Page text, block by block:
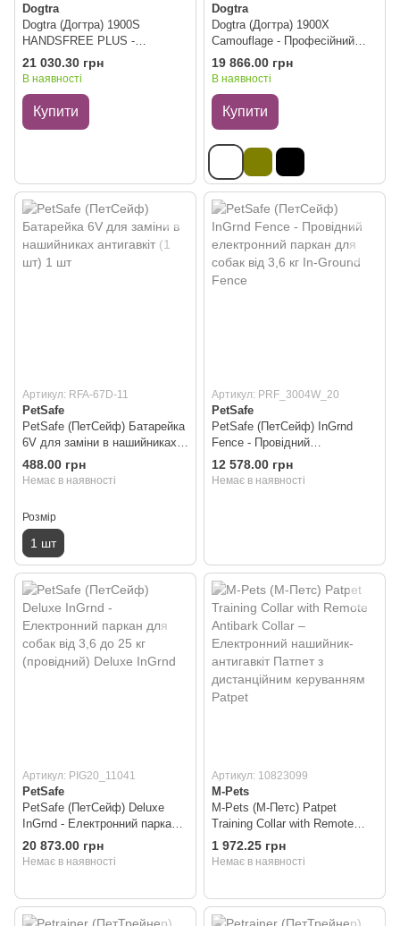
Dogtra
Dogtra (Догтра) 1900S
HANDSFREE PLUS -
Електронашийник для собак,
дальність 1200 м
21 030.30 грн
В наявності
Купити
Dogtra
Dogtra (Догтра) 1900X
Camouflage - Професійний
електронашийник, дальність
1200 м, камуфляж
19 866.00 грн
В наявності
Купити
Артикул: RFA-67D-11
PetSafe
PetSafe (ПетСейф) Батарейка
6V для заміни в нашийниках
антигавкіт (1 шт) 1 шт
488.00 грн
Немає в наявності
Розмір
1 шт
Артикул: PRF_3004W_20
PetSafe
PetSafe (ПетСейф) InGrnd
Fence - Провідний
електронний паркан для собак
від 3,6 кг Іn-Ground Fence
12 578.00 грн
Немає в наявності
Артикул: PIG20_11041
PetSafe
PetSafe (ПетСейф) Deluxe
InGrnd - Електронний паркан
для собак від 3,6 до 25 кг
(провідний) Deluxe InGrnd
20 873.00 грн
Немає в наявності
Артикул: 10823099
M-Pets
M-Pets (М-Петс) Patpet
Training Collar with Remote
Antibark Collar – Електронний
нашийник-антигавкіт Патпет з
1 972.25 грн
Немає в наявності